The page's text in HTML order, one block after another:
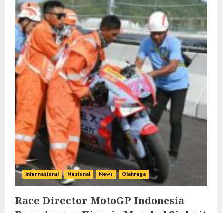
Internasional Nasional News Olahraga
Race Director MotoGP Indonesia